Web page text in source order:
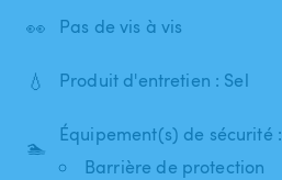
👀 Pas de vis à vis
💧 Produit d'entretien : Sel
🏊
Équipement(s) de sécurité :
Barrière de protection